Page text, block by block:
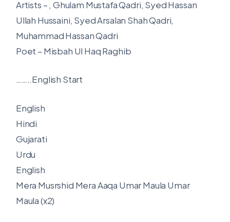
Artists – , Ghulam Mustafa Qadri, Syed Hassan
Ullah Hussaini, Syed Arsalan Shah Qadri,
Muhammad Hassan Qadri
Poet – Misbah Ul Haq Raghib
……..English Start
English
Hindi
Gujarati
Urdu
English
Mera Musrshid Mera Aaqa Umar Maula Umar
Maula (x2)